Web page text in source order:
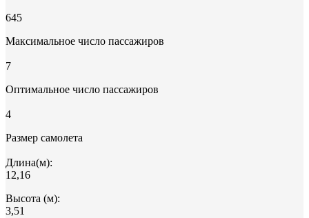
645
Максимальное число пассажиров
7
Оптимальное число пассажиров
4
Размер самолета
Длина(м):
12,16
Высота (м):
3,51